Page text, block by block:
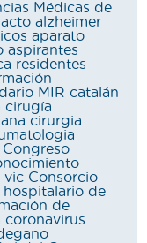
Médicas de
acto alzheimer
aparato
aspirantes
residentes
MIR catalán
cirugía
cirurgia
Congreso
vic Consorcio
de
de
coronavirus